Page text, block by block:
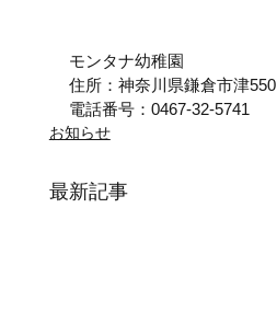
モンタナ幼稚園
住所：神奈川県鎌倉市津550
電話番号：0467-32-5741
お知らせ
最新記事